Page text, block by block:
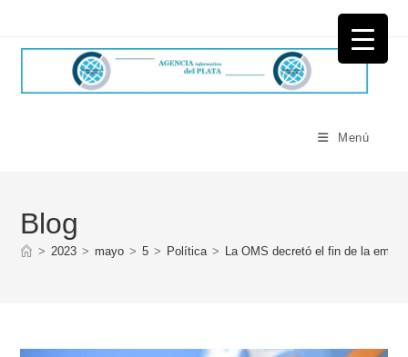
Menú
Blog
> 2023 > mayo > 5 > Política > La OMS decretó el fin de la